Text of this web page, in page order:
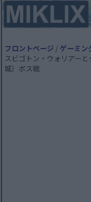
フロントページ /ゲーミン
スビゴトン・ウォリアー
城）ボス戦